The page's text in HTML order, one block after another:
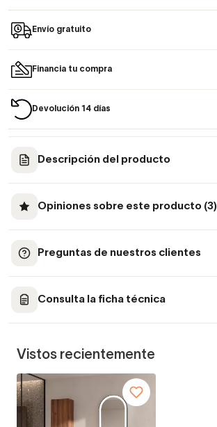
Envío gratuito
Financia tu compra
Devolución 14 días
Descripción del producto
Opiniones sobre este producto (3)
Preguntas de nuestros clientes
Consulta la ficha técnica
Vistos recientemente